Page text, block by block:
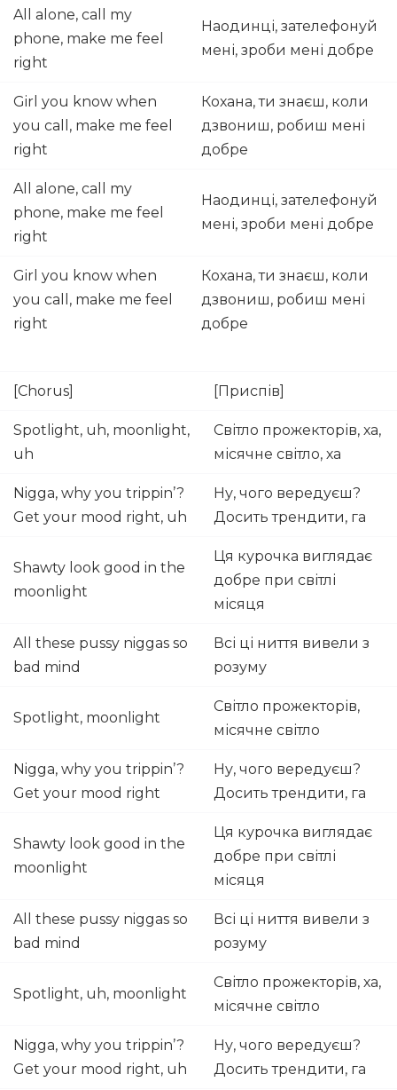
All alone, call my
phone, make me feel
right
Наодинці, зателефонуй
мені, зроби мені добре
Girl you know when
you call, make me feel
right
Кохана, ти знаєш, коли
дзвониш, робиш мені
добре
All alone, call my
phone, make me feel
right
Наодинці, зателефонуй
мені, зроби мені добре
Girl you know when
you call, make me feel
right
Кохана, ти знаєш, коли
дзвониш, робиш мені
добре
[Chorus] [Приспів]
Spotlight, uh, moonlight,
uh
Світло прожекторів, ха,
місячне світло, ха
Nigga, why you trippin’?
Get your mood right, uh
Ну, чого вередуєш?
Досить трендити, га
Shawty look good in the
moonlight
Ця курочка виглядає
добре при світлі
місяця
All these pussy niggas so
bad mind
Всі ці ниття вивели з
розуму
Spotlight, moonlight
Світло прожекторів,
місячне світло
Nigga, why you trippin’?
Get your mood right
Ну, чого вередуєш?
Досить трендити, га
Shawty look good in the
moonlight
Ця курочка виглядає
добре при світлі
місяця
All these pussy niggas so
bad mind
Всі ці ниття вивели з
розуму
Spotlight, uh, moonlight
Світло прожекторів, ха,
місячне світло
Nigga, why you trippin’?
Get your mood right, uh
Ну, чого вередуєш?
Досить трендити, га